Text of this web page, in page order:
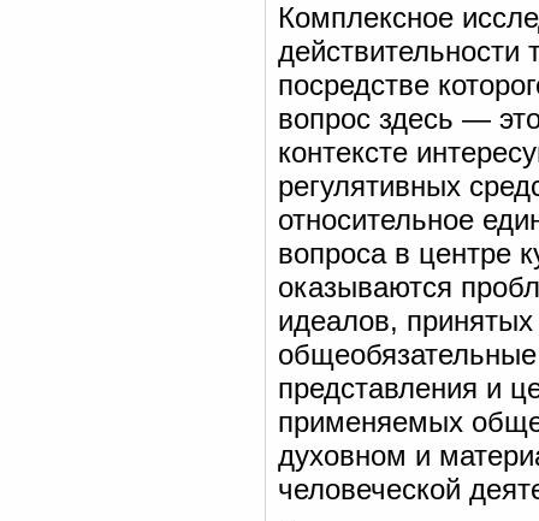
Комплексное
действительности
посредстве
вопрос здесь —
контексте
регулятивных
относительное
вопроса в центре
оказываются
идеалов,
представления и
применяемых
духовном и
человеческой